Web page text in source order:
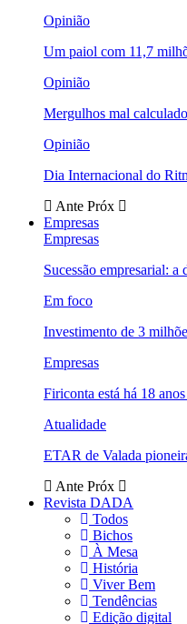
Opinião
Um paiol com 11,7
Opinião
Mergulhos mal
Opinião
Dia Internacional do
Ante Próx
Empresas
Empresas
Sucessão empresarial: a
Em foco
Investimento de 3
Empresas
Firiconta está há 18
Atualidade
ETAR de Valada
Ante Próx
Revista DADA
Todos
Bichos
À Mesa
História
Viver Bem
Tendências
Edição digital